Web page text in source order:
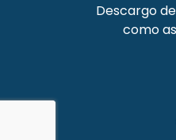
Descargo
como